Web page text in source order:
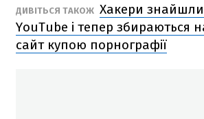
ДИВІТЬСЯ ТАКОЖ Хакери знайшли
YouTube і тепер збираються
сайт купою порнографії